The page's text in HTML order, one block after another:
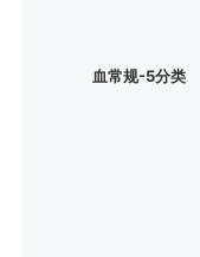
血常规-5分类